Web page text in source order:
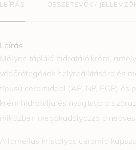
LEÍRÁS ÖSSZETEVŐK /
Leírás
Mélyen tápláló hidratáló krém,
védőrétegének helyreállítására és
típusú ceramiddal (AP, NP, EOP) és
krém hidratálja és nyugtatja a
miközben megakadályozza a
A lamellás kristályos ceramid